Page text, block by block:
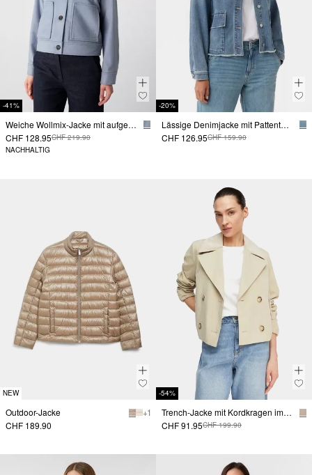
-41%
Weiche Wollmix-Jacke mit aufgesetzten Taschen
CHF 128.95CHF 219.90
NACHHALTIG
-20%
Lässige Denimjacke mit Pattentaschen
CHF 126.95CHF 159.90
NEW
Outdoor-Jacke
+ 1
CHF 189.90
-54%
Trench-Jacke mit Kordkragen im Boxy Fit
CHF 91.95CHF 199.90